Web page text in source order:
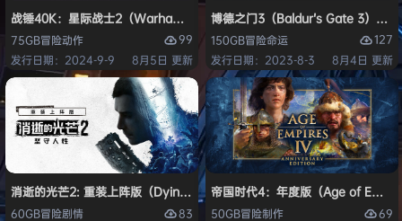
战锤40K：星际战士2（Warhammer 40,000: Space Marine 2）免安装
75GB冒险动作
99
发行日期：2024-9-9
8月5日 更新
博德之门3（Baldur’s Gate 3）免安
150GB冒险命运
127
发行日期：2023-8-3
8月4日 更新
消逝的光芒2: 重装上阵版（Dying Light 2 Stay Human: Reloaded
60GB冒险剧情
83
帝国时代4：年度版（Age of
50GB冒险制作
69